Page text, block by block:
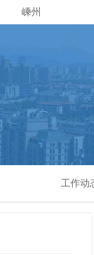
嵊州
工作动